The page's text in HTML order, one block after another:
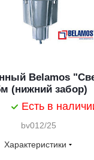
БВ012
(нижний забор)
Есть в
bv012/25
Характеристики